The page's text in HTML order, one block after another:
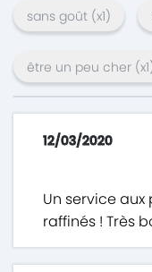
sans goût (x1)
être un peu cher (x1
12/03/2020
Un service
raffinés ! Très